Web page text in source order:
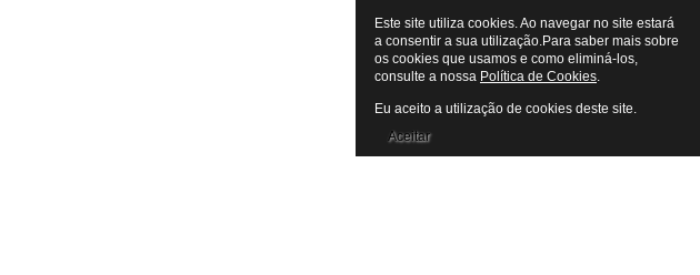
Este site utiliza cookies. Ao navegar no site estará
a consentir a sua utilização.Para saber mais sobre
os cookies que usamos e como eliminá-los,
consulte a nossa Política de Cookies.
Eu aceito a utilização de cookies deste site.
Aceitar